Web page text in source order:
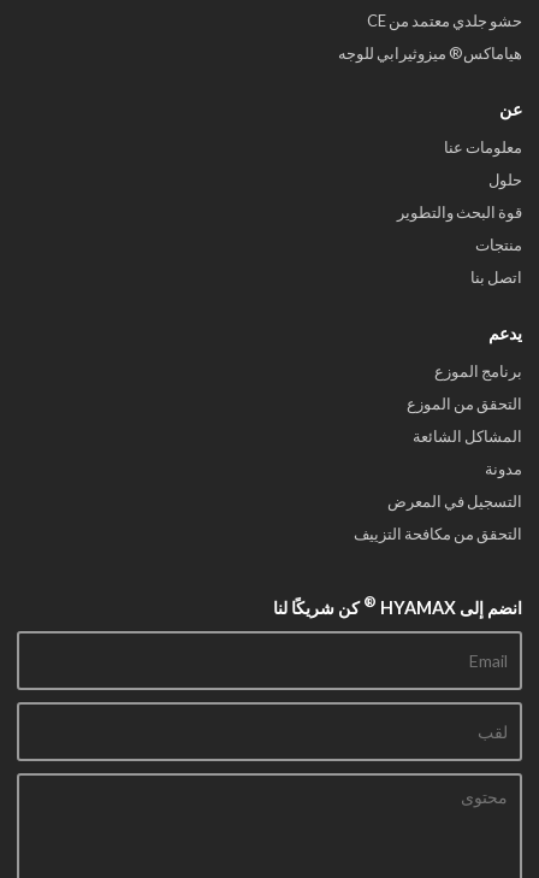
حشو جلدي معتمد من CE
هياماكس® ميزوثيرابي للوجه
عن
معلومات عنا
حلول
قوة البحث والتطوير
منتجات
اتصل بنا
يدعم
برنامج الموزع
التحقق من الموزع
المشاكل الشائعة
مدونة
التسجيل في المعرض
التحقق من مكافحة التزييف
انضم إلى HYAMAX ® كن شريكًا لنا